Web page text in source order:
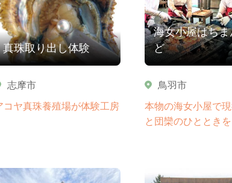
真珠取り出し体験
志摩市
コヤ真珠養殖場が体験工房
海女小屋はち
ど
鳥羽市
本物の海女小屋で
と団欒のひとときを